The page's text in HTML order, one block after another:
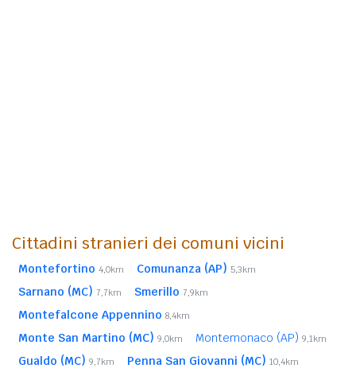
Cittadini stranieri dei comuni vicini
Montefortino 4,0km Comunanza (AP) 5,3km
Sarnano (MC) 7,7km Smerillo 7,9km
Montefalcone Appennino 8,4km
Monte San Martino (MC) 9,0km Montemonaco (AP) 9,1km
Gualdo (MC) 9,7km Penna San Giovanni (MC) 10,4km